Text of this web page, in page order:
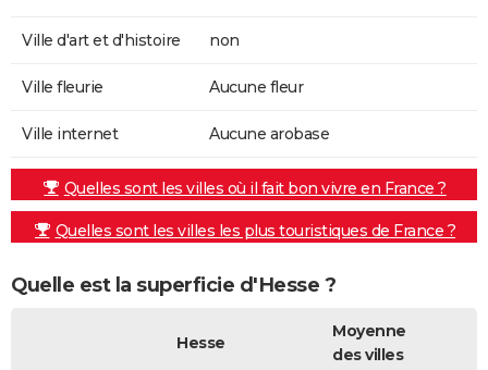
Ville d'art et d'histoire non
Ville fleurie Aucune fleur
Ville internet Aucune arobase
Quelles sont les villes où il fait bon vivre en France ?
Quelles sont les villes les plus touristiques de France ?
Quelle est la superficie d'Hesse ?
Hesse
Moyenne
des villes